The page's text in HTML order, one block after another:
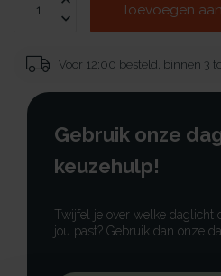
Toevoegen
Voor 12:00 besteld, binnen 3
Gebruik onze
keuzehulp!
Twijfel je over welke daglicht
jou past? Gebruik dan onze